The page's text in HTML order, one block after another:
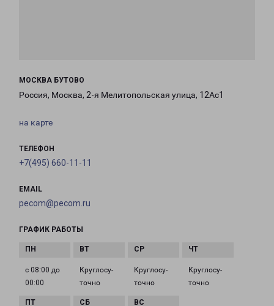
МОСКВА БУТОВО
Россия, Москва, 2-я Мелитопольская улица, 12Ас1
на карте
ТЕЛЕФОН
+7(495) 660-11-11
EMAIL
pecom@pecom.ru
ГРАФИК РАБОТЫ
с 08:00 до
00:00
Круглосу­
точно
Круглосу­
точно
Круглосу­
точно